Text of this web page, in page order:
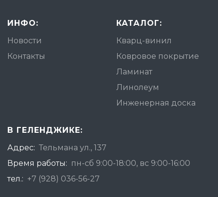
ИНФО:
Новости
Контакты
КАТАЛОГ:
Кварц-винил
Ковровое покрытие
Ламинат
Линолеум
Инженерная доска
В ГЕЛЕНДЖИКЕ:
Адрес: Тельмана ул., 137
Время работы: пн-сб 9:00-18:00, вс 9:00-16:00
тел.: +7 (928) 036-56-27